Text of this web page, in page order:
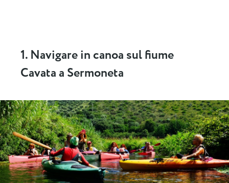
1. Navigare in canoa sul fiume
Cavata a Sermoneta